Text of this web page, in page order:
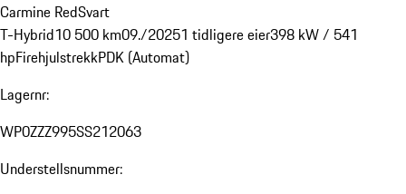
Carmine RedSvart
T-Hybrid10 500 km09./20251 tidligere eier398 kW / 541
hpFirehjulstrekkPDK (Automat)
Lagernr:
WP0ZZZ995SS212063
Understellsnummer: